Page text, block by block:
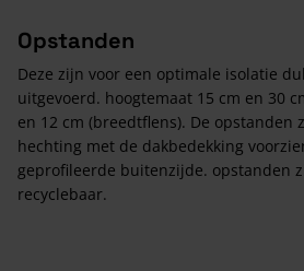
Opstanden
Deze zijn voor een optimale isolatie
uitgevoerd. hoogtemaat 15 cm en 30
en 12 cm (breedtflens). De opstanden
hechting met de dakbedekking
geprofileerde buitenzijde. opstanden
recyclebaar.